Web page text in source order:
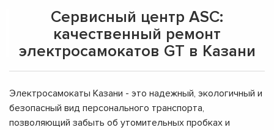
Сервисный центр ASC:
качественный ремонт
электросамокатов GT в Казани
Электросамокаты Казани - это надежный, экологичный и
безопасный вид персонального транспорта,
позволяющий забыть об утомительных пробках и